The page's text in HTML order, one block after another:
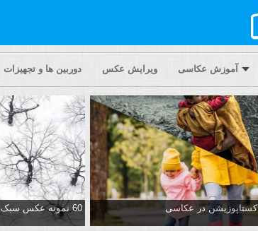
آموزش عکاسی ویرایش عکس دوربین ها و تجهیزات
در عکاسی 60 نمونه عکس سبک ماکسیمالیسم